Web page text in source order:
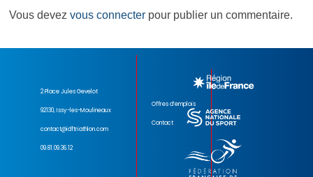
Vous devezvous connecter pour publier un commentaire.
2 Place Jules Gevelot
92130, Issy-les-Moulineaux
contact@idftriathlon.com
09.81.09.36.12
Offres d’emplois
Contact